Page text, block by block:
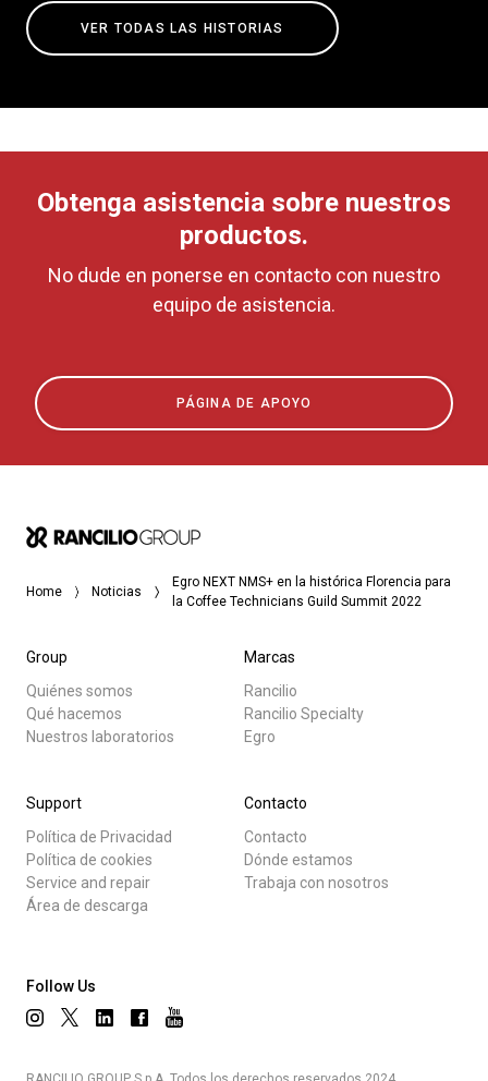
VER TODAS LAS HISTORIAS
Obtenga asistencia sobre nuestros
productos.
No dude en ponerse en contacto con nuestro
equipo de asistencia.
PÁGINA DE APOYO
Home Noticias
Egro NEXT NMS+ en la histórica Florencia para
la Coffee Technicians Guild Summit 2022
Group
Quiénes somos
Qué hacemos
Nuestros laboratorios
Marcas
Rancilio
Rancilio Specialty
Egro
Support
Política de Privacidad
Política de cookies
Service and repair
Área de descarga
Contacto
Contacto
Dónde estamos
Trabaja con nosotros
Follow Us